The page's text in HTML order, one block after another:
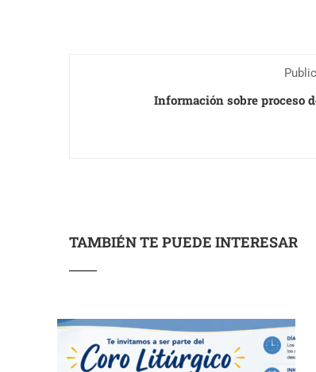
Información sobre proceso
TAMBIÉN TE PUEDE INTERESAR